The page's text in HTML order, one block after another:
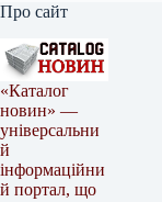
Про сайт
«Каталог
новин» —
універсальни
й
інформаційни
й портал, що